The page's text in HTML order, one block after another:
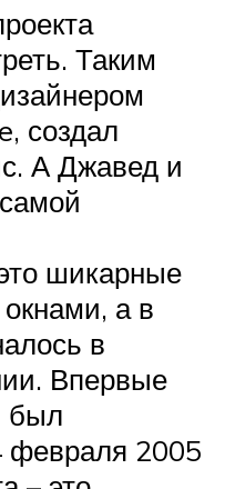
Таким
создал
А Джавед и
шикарные
а в
в
Впервые
был
февраля 2005